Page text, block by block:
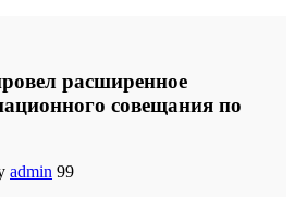
расширенное
совещания по
admin 99